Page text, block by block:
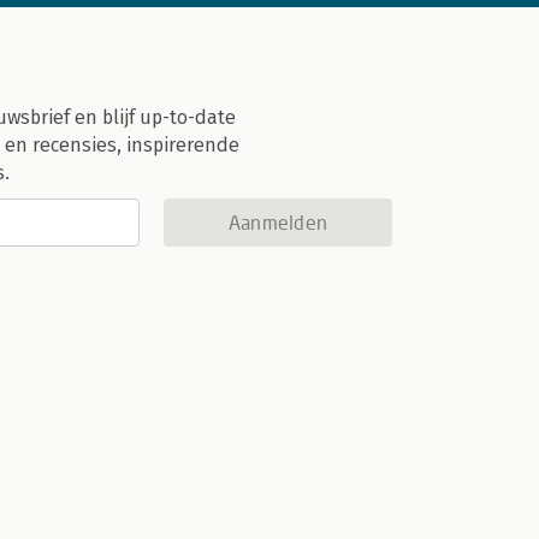
en blijf up-to-date
recensies, inspirerende
Aanmelden